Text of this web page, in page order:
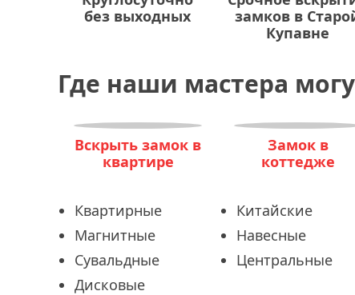
без выходных
замков в
Купавне
Где наши мастера
Вскрыть замок в
квартире
Замок в
коттедже
Квартирные Китайские
Магнитные
Навесные
Сувальдные
Центральные
Дисковые